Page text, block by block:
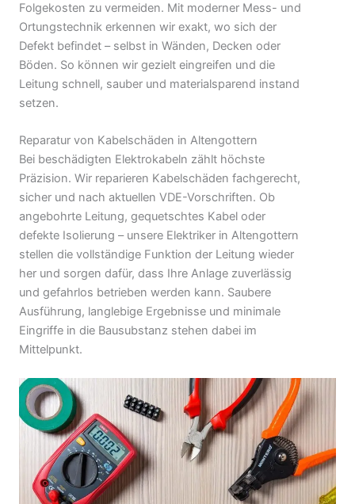
Folgekosten zu vermeiden. Mit moderner Mess- und
Ortungstechnik erkennen wir exakt, wo sich der
Defekt befindet – selbst in Wänden, Decken oder
Böden. So können wir gezielt eingreifen und die
Leitung schnell, sauber und materialsparend instand
setzen.
Reparatur von Kabelschäden in Altengottern
Bei beschädigten Elektrokabeln zählt höchste
Präzision. Wir reparieren Kabelschäden fachgerecht,
sicher und nach aktuellen VDE-Vorschriften. Ob
angebohrte Leitung, gequetschtes Kabel oder
defekte Isolierung – unsere Elektriker in Altengottern
stellen die vollständige Funktion der Leitung wieder
her und sorgen dafür, dass Ihre Anlage zuverlässig
und gefahrlos betrieben werden kann. Saubere
Ausführung, langlebige Ergebnisse und minimale
Eingriffe in die Bausubstanz stehen dabei im
Mittelpunkt.